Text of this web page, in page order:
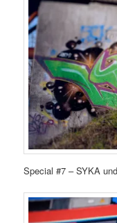
Special #7 – SYKA